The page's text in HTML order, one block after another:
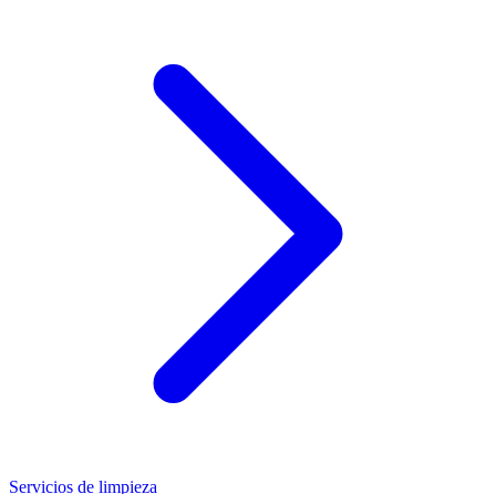
Servicios de limpieza